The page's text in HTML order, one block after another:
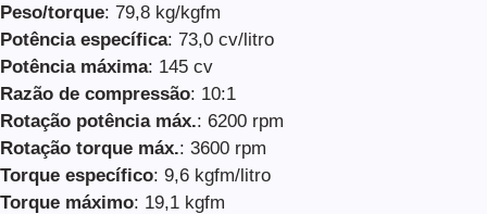
Peso/torque: 79,8 kg/kgfm
Potência específica: 73,0 cv/litro
Potência máxima: 145 cv
Razão de compressão: 10:1
Rotação potência máx.: 6200 rpm
Rotação torque máx.: 3600 rpm
Torque específico: 9,6 kgfm/litro
Torque máximo: 19,1 kgfm